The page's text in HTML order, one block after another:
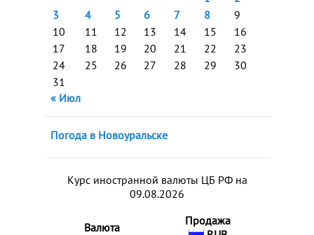
3
4 5 6 7 8
9
10
11 12 13 14 15
16
17
18 19 20 21 22
23
24
25 26 27 28 29
30
31
« Июл
Погода в Новоуральске
Курс иностранной валюты ЦБ РФ на
09.08.2026
Валюта
Продажа